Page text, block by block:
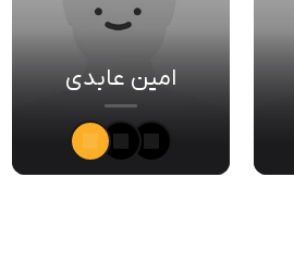
امین عابدی